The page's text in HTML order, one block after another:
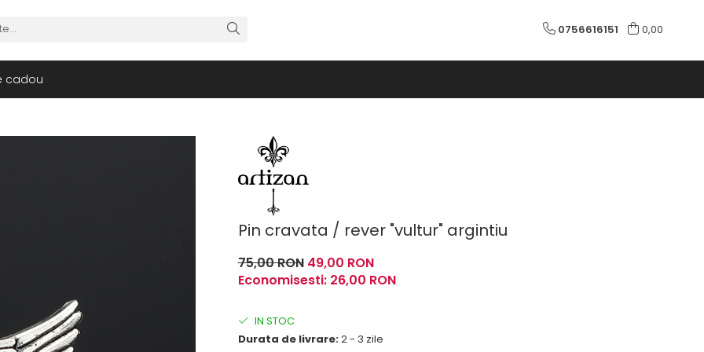
0756616151 0,00
cadou
Pin cravata / rever "vultur" argintiu
75,00 RON 49,00 RON
Economisesti: 26,00 RON
IN STOC
Durata de livrare:2 - 3 zile